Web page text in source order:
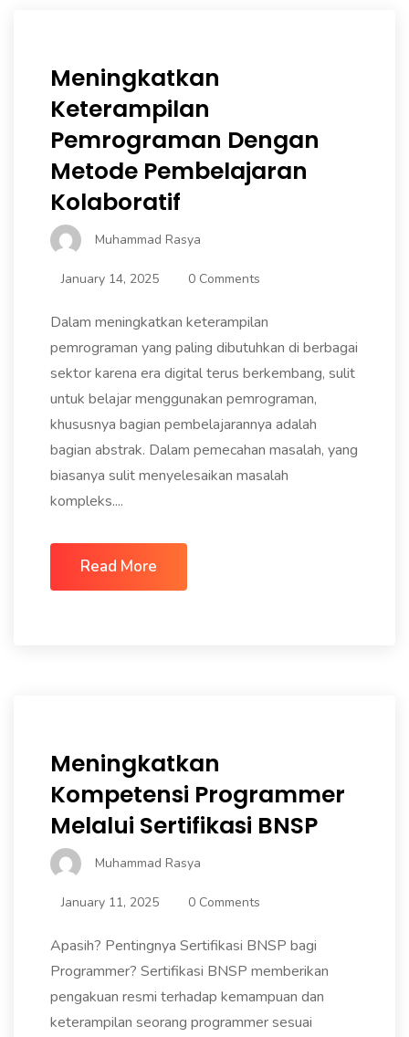
Meningkatkan
Keterampilan
Pemrograman Dengan
Metode Pembelajaran
Kolaboratif
Muhammad Rasya
January 14, 2025 0 Comments
Dalam meningkatkan keterampilan
pemrograman yang paling dibutuhkan di berbagai
sektor karena era digital terus berkembang, sulit
untuk belajar menggunakan pemrograman,
khususnya bagian pembelajarannya adalah
bagian abstrak. Dalam pemecahan masalah, yang
biasanya sulit menyelesaikan masalah
kompleks....
Read More
Meningkatkan
Kompetensi Programmer
Melalui Sertifikasi BNSP
Muhammad Rasya
January 11, 2025 0 Comments
Apasih? Pentingnya Sertifikasi BNSP bagi
Programmer? Sertifikasi BNSP memberikan
pengakuan resmi terhadap kemampuan dan
keterampilan seorang programmer sesuai